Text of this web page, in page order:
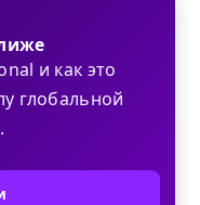
и как это
глобальной